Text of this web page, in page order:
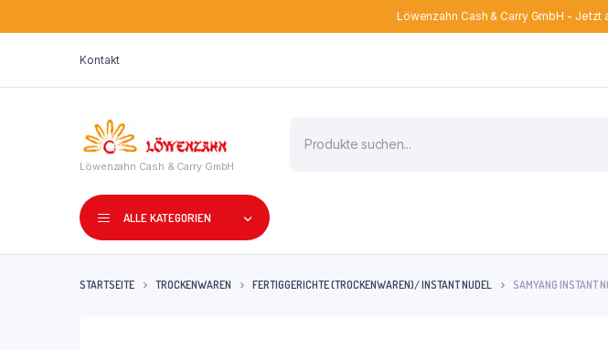
Löwenzahn Cash & Carry GmbH -
Kontakt
Löwenzahn Cash & Carry GmbH
search
ALLE KATEGORIEN
STARTSEITE TROCKENWAREN FERTIGGERICHTE (TROCKENWAREN)/ INSTANT NUDEL SAMYANG INSTANT